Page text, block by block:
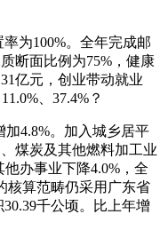
为100%。全年完成邮
断面比例为75%，健康
亿元，创业带动就业
、37.4%？
4.8%。加入城乡居平
煤炭及其他燃料加工业
办事业下降4.0%，全
核算范畴仍采用广东省
千公顷。比上年增